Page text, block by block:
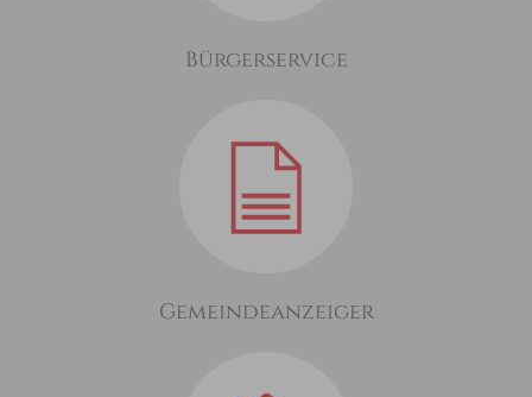
Bürgerservice
Gemeindeanzeiger